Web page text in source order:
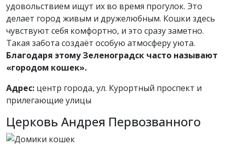
удовольствием ищут их во время прогулок. Это
делает город живым и дружелюбным. Кошки здесь
чувствуют себя комфортно, и это сразу заметно.
Такая забота создаёт особую атмосферу уюта.
Благодаря этому Зеленоградск часто называют
«городом кошек».
Адрес: центр города, ул. Курортный проспект и
прилегающие улицы
Церковь Андрея Первозванного